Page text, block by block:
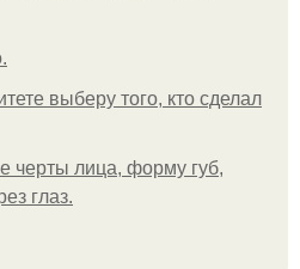
выберу того, кто сделал
черты лица, форму губ,
глаз.